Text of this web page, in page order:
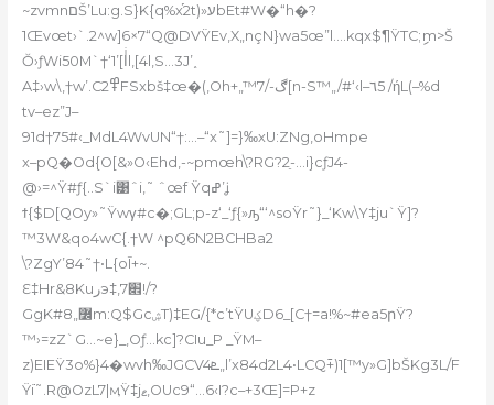
~zvmnםŠ’Lu:g.S}K{q%x֡2t)»עbEt#W�“h�?
1Œvœt›`.2^w]6×7“Q@DVŸEv‚X„nçN}wa5œ”l….kqx$¶ŸTC;ިm>Š
Ŏ›ƒWi50M`†‘1’[Iͥl‚[4l‚S…3J’˰
A‡›w\,†w’.C߾2FSxbš‡œ�(,Oh+„™ڰ-/7[n-S™„/#‘‹l–٦5 /ήL(–%d
tv–ez”J–
91d†75#‹_MdL4WvUN“†:…–“x˜]=}‰xU:ZNg,oHmpe
x–pQ�Od{O[&»O‹Ehd,-~pmœh\?RG?2ֵ-…i}cƒJ4-
@›=^Ÿ#ƒ{..S`i͹ˆi‚˜ ˆœf Ÿqߝ’ʝ
ϯ{$D[QOy»˜Ÿwγ#c�;GL;p-z‘_‘ƒ{»ԡ“‘^soŸr˜}_‘Kw\Y‡ju`Ÿ]?
™3W&qo4wC{.†W ^pQ6N2BCHBa2
\?ZgY’84˜†•L{oĪ+~.
Ԑ‡Hr&8Kuرэ‡‚׎7!/?
GgK#8„߼m:Q$GcۺT)‡EG/{*c’tŸUؼD6_[C†=a!%~#ea5րŸ?
™›=zZ`G…~e}_‚Oƒ…kc]?CIu_P _ŸM–
z)EIEŸ3o%}4�wvh‰JGCV4ܧ„l’x84d2L4•LCQ߫+)1[™y»G]bŠKg3L/F
Ÿ߭i˜.R@OzL7|ӎŸ‡jޱ‚OUc9“…6‹I?c–+3Œ]=P+z